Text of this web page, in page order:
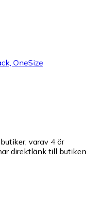
OneSize
varav 4 är
direktlänk till butiken.